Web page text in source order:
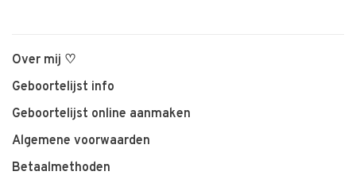
Over mij ♡
Geboortelijst info
Geboortelijst online aanmaken
Algemene voorwaarden
Betaalmethoden